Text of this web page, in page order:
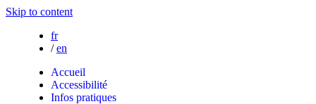
Skip to content
fr
/ en
Accueil
Accessibilité
Infos pratiques